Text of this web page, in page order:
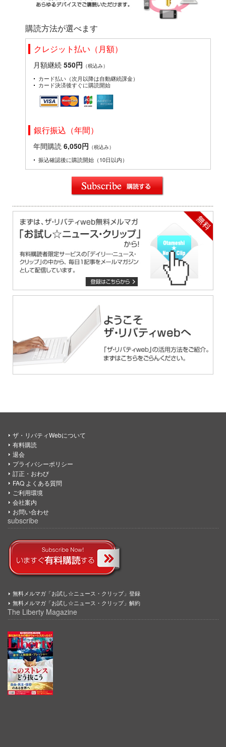
購読方法が選べます
クレジット払い（月額）
月額継続 550円 （税込み）
カード払い（次月以降は自動継続課金）
カード決済後すぐに購読開始
銀行振込（年間）
年間購読 6,050円 （税込み）
振込確認後に購読開始（10日以内）
ザ・リバティWebについて
有料購読
退会
プライバシーポリシー
訂正・おわび
FAQ よくある質問
ご利用環境
会社案内
お問い合わせ
subscribe
無料メルマガ「お試し☆ニュース・クリップ」登録
無料メルマガ「お試し☆ニュース・クリップ」解約
The Liberty Magazine